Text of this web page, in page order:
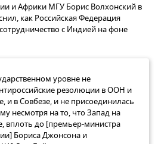
и Африки МГУ Борис Волхонский в
как Российская Федерация
с Индией на фоне
уровне не
резолюции в ООН и
и в Совбезе, и не присоединилась
несмотря на то, что Запад на
вплоть до [премьер-министра
Бориса Джонсона и